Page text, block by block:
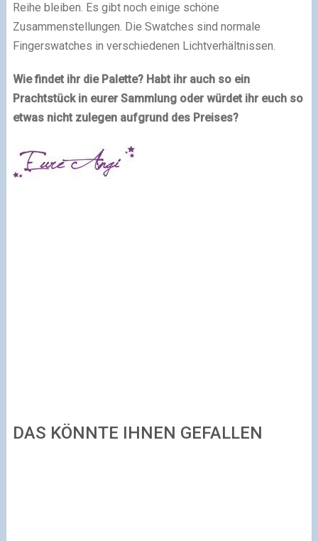
Reihe bleiben. Es gibt noch einige schöne
Zusammenstellungen. Die Swatches sind normale
Fingerswatches in verschiedenen Lichtverhältnissen.
Wie findet ihr die Palette? Habt ihr auch so ein
Prachtstück in eurer Sammlung oder würdet ihr euch so
etwas nicht zulegen aufgrund des Preises?
DAS KÖNNTE IHNEN GEFALLEN